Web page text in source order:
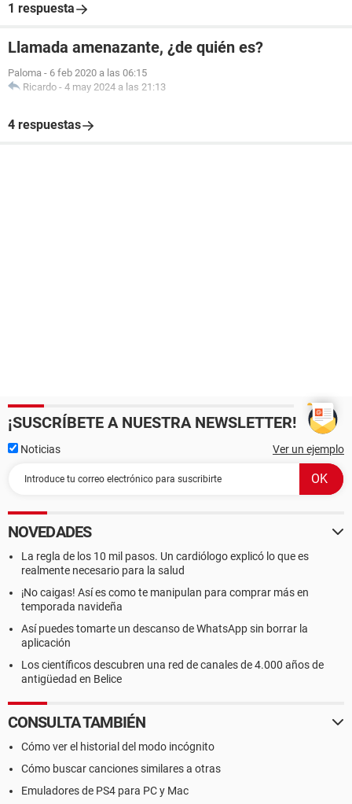
1 respuesta
Llamada amenazante, ¿de quién es?
Paloma - 6 feb 2020 a las 06:15
Ricardo - 4 may 2024 a las 21:13
4 respuestas
¡SUSCRÍBETE A NUESTRA NEWSLETTER!
Noticias Ver un ejemplo
NOVEDADES
La regla de los 10 mil pasos. Un cardiólogo explicó lo que es
realmente necesario para la salud
¡No caigas! Así es como te manipulan para comprar más en
temporada navideña
Así puedes tomarte un descanso de WhatsApp sin borrar la
aplicación
Los científicos descubren una red de canales de 4.000 años de
antigüedad en Belice
CONSULTA TAMBIÉN
Cómo ver el historial del modo incógnito
Cómo buscar canciones similares a otras
Emuladores de PS4 para PC y Mac